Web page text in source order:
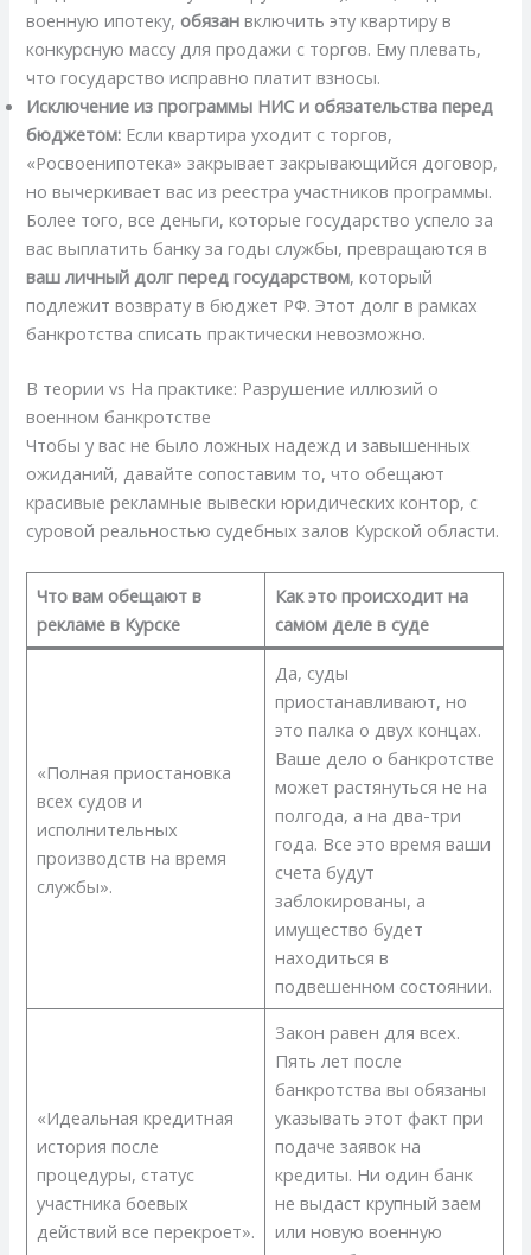
военную ипотеку, обязан включить эту квартиру в
конкурсную массу для продажи с торгов. Ему плевать,
что государство исправно платит взносы.
Исключение из программы НИС и обязательства перед
бюджетом: Если квартира уходит с торгов,
«Росвоенипотека» закрывает закрывающийся договор,
но вычеркивает вас из реестра участников программы.
Более того, все деньги, которые государство успело за
вас выплатить банку за годы службы, превращаются в
ваш личный долг перед государством, который
подлежит возврату в бюджет РФ. Этот долг в рамках
банкротства списать практически невозможно.
В теории vs На практике: Разрушение иллюзий о
военном банкротстве
Чтобы у вас не было ложных надежд и завышенных
ожиданий, давайте сопоставим то, что обещают
красивые рекламные вывески юридических контор, с
суровой реальностью судебных залов Курской области.
Что вам обещают в
рекламе в Курске
Как это происходит на
самом деле в суде
«Полная приостановка
всех судов и
исполнительных
производств на время
службы».
Да, суды
приостанавливают, но
это палка о двух концах.
Ваше дело о банкротстве
может растянуться не на
полгода, а на два-три
года. Все это время ваши
счета будут
заблокированы, а
имущество будет
находиться в
подвешенном состоянии.
«Идеальная кредитная
история после
процедуры, статус
участника боевых
действий все перекроет».
Закон равен для всех.
Пять лет после
банкротства вы обязаны
указывать этот факт при
подаче заявок на
кредиты. Ни один банк
не выдаст крупный заем
или новую военную